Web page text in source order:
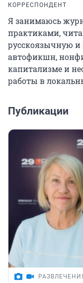
КОРРЕСПОНДЕНТ
Я занимаюсь
практиками,
русскоязычную
автофикшн,
капитализме и
работы в
Публикации